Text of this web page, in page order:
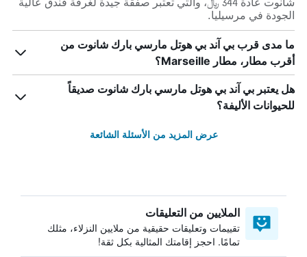
الجودة في مرسيليا.
ما مدى قرب بي آند بي هوتل مارسي بارك شانوت من
أقرب مطار، مطار Marseille؟
هل يعتبر بي آند بي هوتل مارسي بارك شانوت صديقاً
للحيوانات الأليفة؟
عرض المزيد من الأسئلة الشائعة
الملايين من التعليقات
تقييمات وتعليقات حقيقية من ملايين النزلاء، مثلك
تمامًا. احجز إقامتك المثالية بكل ثقة!